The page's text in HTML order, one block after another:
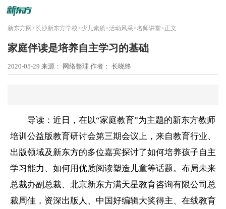
新东方网 >长沙新东方学校>少儿素质>活动风采>名师讲堂>正文
家庭伴读是培养自主学习的基础
2020-05-29 来源： 网络整理 作者： 长晓终
导读：近日，在以“家庭教育”为主题的新东方教师
培训公益版教育研讨会第三期会议上，来自教育行业、
出版领域及 新东方的多位嘉宾探讨了如何培养孩子自主
学习能力、如何用优质阅读塑造儿童等话题。布局未来
总裁办副总裁、北京新东方满天星教育咨询有限公司总
裁周佳，资深出版人、中国好编辑大奖得主、在线教育